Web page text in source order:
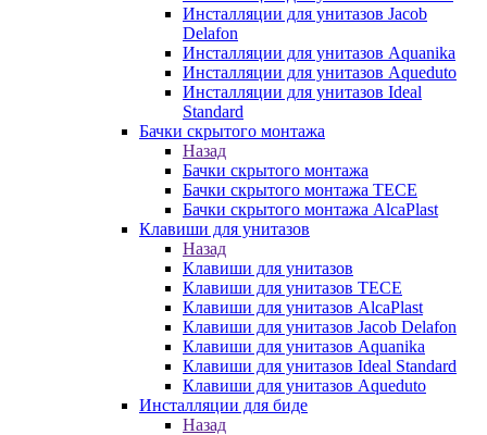
Инсталляции для унитазов Jacob
Delafon
Инсталляции для унитазов Aquanika
Инсталляции для унитазов Aqueduto
Инсталляции для унитазов Ideal
Standard
Бачки скрытого монтажа
Назад
Бачки скрытого монтажа
Бачки скрытого монтажа TECE
Бачки скрытого монтажа AlcaPlast
Клавиши для унитазов
Назад
Клавиши для унитазов
Клавиши для унитазов TECE
Клавиши для унитазов AlcaPlast
Клавиши для унитазов Jacob Delafon
Клавиши для унитазов Aquanika
Клавиши для унитазов Ideal Standard
Клавиши для унитазов Aqueduto
Инсталляции для биде
Назад